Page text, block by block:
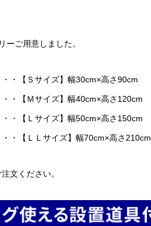
ご用意しました。
・【Ｓサイズ】幅30cm×高さ90cm
・【Ｍサイズ】幅40cm×高さ120cm
・【Ｌサイズ】幅50cm×高さ150cm
・【ＬＬサイズ】幅70cm×高さ210cm
文ください。